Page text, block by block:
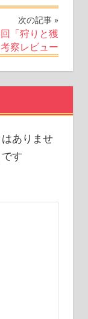
次の記事
「狩りと獲
察レビュー
ありませ
す